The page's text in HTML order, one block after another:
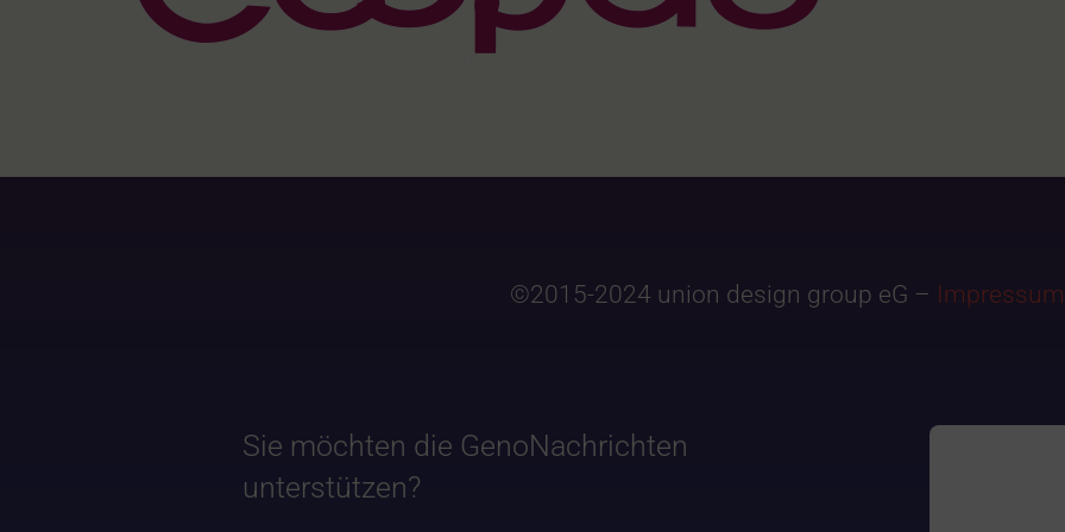
©2015-2024 union design group eG – Impressum
Sie möchten die GenoNachrichten
unterstützen?